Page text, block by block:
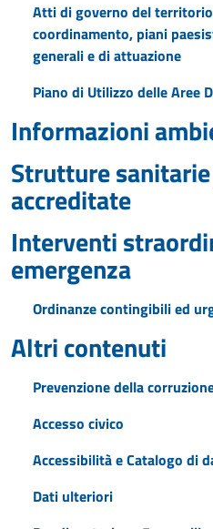
Atti di governo del
coordinamento, piani
generali e di attuazione
Piano di Utilizzo delle Aree
Informazioni
Strutture
accreditate
Interventi
emergenza
Ordinanze contingibili ed
Altri contenuti
Prevenzione della
Accesso civico
Accessibilità e Catalogo di
Dati ulteriori